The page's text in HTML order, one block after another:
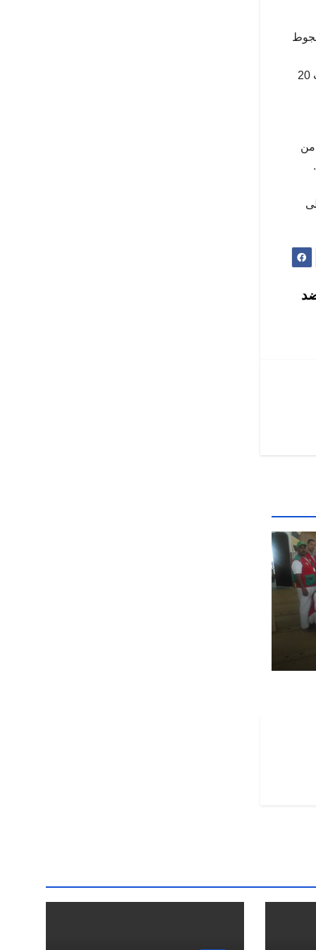
هذا و تحصل عناصر اتحاد بلعباس قبل تنقلهم الى البليدة على مبلغ 30 مليون سنتيم , بنسبة 60 بالمائة في انتظار تكملة القيمة ب 20
لكل من
ضد